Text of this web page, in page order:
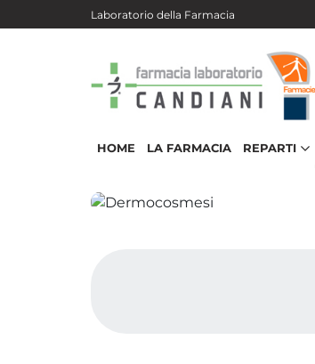
Salta al contenuto principale
Laboratorio della Farmacia
HOME LA FARMACIA REPARTI